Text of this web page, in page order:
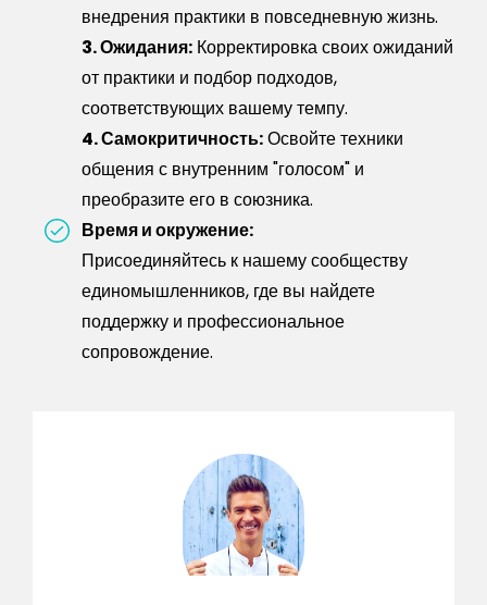
внедрения практики в повседневную жизнь.
3. Ожидания:Корректировка своих ожиданий
от практики и подбор подходов,
соответствующих вашему темпу.
4. Самокритичность:Освойте техники
общения с внутренним "голосом" и
преобразите его в союзника.
Время и окружение:
Присоединяйтесь к нашему сообществу
единомышленников, где вы найдете
поддержку и профессиональное
сопровождение.